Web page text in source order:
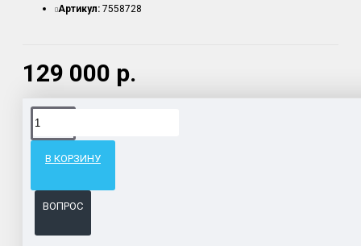
129 000 р.
Артикул: 7558728
В КОРЗИНУ
ВОПРОС
Доставка товара по всему Таможенному союзу.